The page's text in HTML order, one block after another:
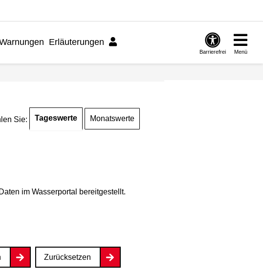
Erläuterungen
Barrierefrei Menü
Sie: Tageswerte Monatswerte
im Wasserportal bereitgestellt.
Zurücksetzen